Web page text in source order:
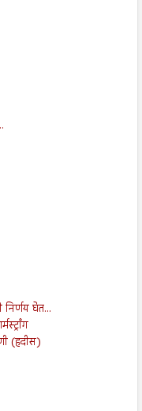
घेत...
(हदीस)